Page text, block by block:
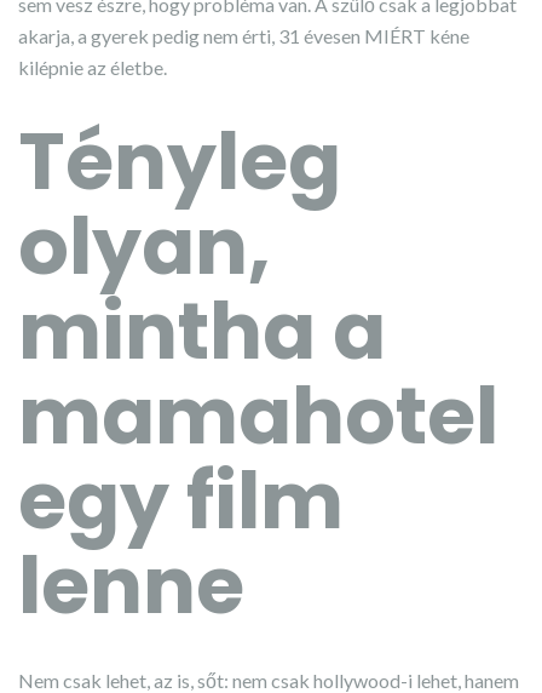
akarja, a gyerek pedig nem érti, 31 évesen MIÉRT kéne
kilépnie az életbe.
Tényleg
olyan,
mintha a
mamahotel
egy film
lenne
Nem csak lehet, az is, sőt: nem csak hollywood-i lehet, hanem